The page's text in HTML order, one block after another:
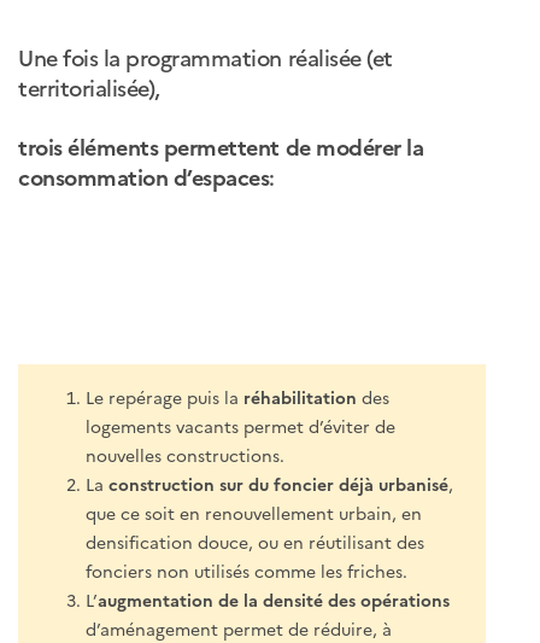
Une fois la programmation réalisée (et
territorialisée),
trois éléments permettent de modérer la
consommation d’espaces:
Le repérage puis la réhabilitation des
logements vacants permet d’éviter de
nouvelles constructions.
La construction sur du foncier déjà urbanisé,
que ce soit en renouvellement urbain, en
densification douce, ou en réutilisant des
fonciers non utilisés comme les friches.
L’augmentation de la densité des opérations
d’aménagement permet de réduire, à